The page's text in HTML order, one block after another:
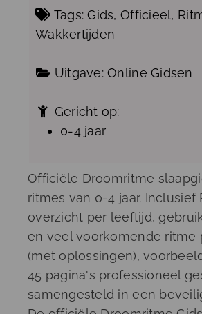
Tags:Gids,Officieel,
Wakkertijden
Uitgave:Online Gidsen
Gericht op:
0-4 jaar
Officiële Droomritme
ritmes van 0-4 jaar. Inclusief
overzicht per leeftijd,
en veel voorkomende ritme
(met oplossingen),
45 pagina's professioneel
samengesteld in een